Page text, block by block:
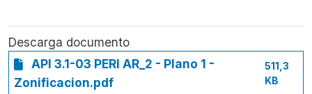
Descarga documento
API 3.1-03 PERI AR_2 - Plano 1 -
Zonificacion.pdf
511,3
KB